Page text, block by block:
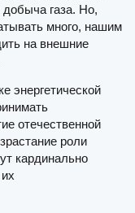
газа. Но,
много, нашим
на внешние
энергетической
отечественной
роли
кардинально